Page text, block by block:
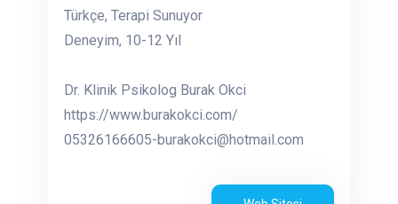
Türkçe, Terapi Sunuyor
Deneyim, 10-12 Yıl
Dr. Klinik Psikolog Burak Okci
https://www.burakokci.com/
05326166605-burakokci@hotmail.com